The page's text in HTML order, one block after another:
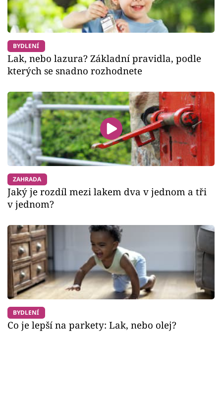
BYDLENÍ
Lak, nebo lazura? Základní pravidla, podle
kterých se snadno rozhodnete
ZAHRADA
Jaký je rozdíl mezi lakem dva v jednom a tři
v jednom?
BYDLENÍ
Co je lepší na parkety: Lak, nebo olej?